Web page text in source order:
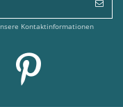
Kontaktinformationen